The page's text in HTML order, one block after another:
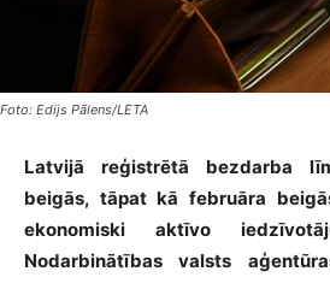
Foto: Edijs Pālens/LETA
Latvijā reģistrētā bezdarba
beigās, tāpat kā februāra
ekonomiski aktīvo
Nodarbinātības valsts